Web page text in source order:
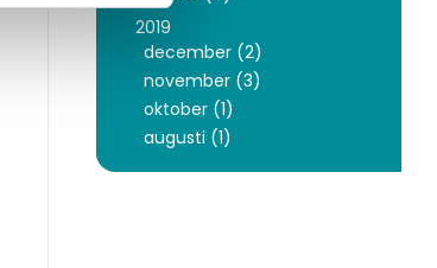
2019
december (2)
november (3)
oktober (1)
augusti (1)